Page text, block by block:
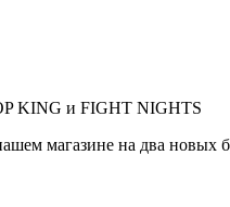
KING и FIGHT NIGHTS
магазине на два новых